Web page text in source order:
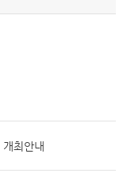
최안내